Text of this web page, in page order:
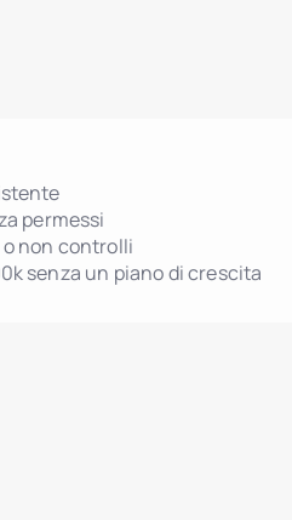
permessi
non controlli
senza un piano di crescita